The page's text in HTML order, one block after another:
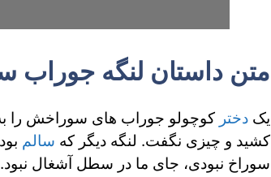
متن داستان لنگه جوراب
یک دختر کوچولو جوراب­­ های سوراخش را
کشید و چیزی نگفت. لنگه دیگر که سالم
سوراخ نبودی، جای ما در سطل آشغال